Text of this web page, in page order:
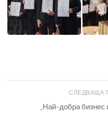
СЛЕДВАЩА
„Най-добра бизнес